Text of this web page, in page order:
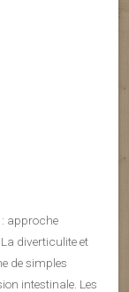
approche
diverticulite et
de simples
intestinale. Les